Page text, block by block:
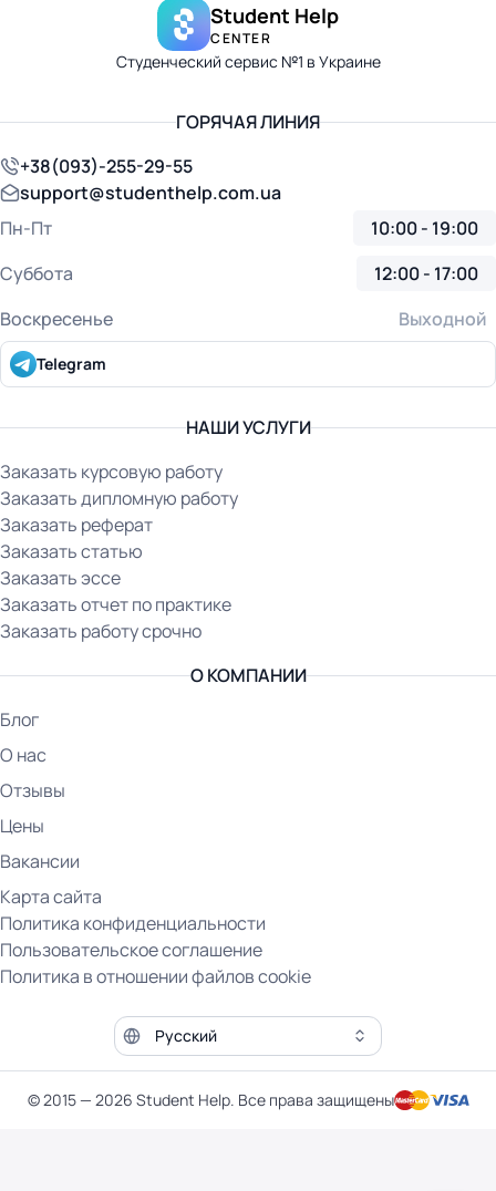
Student Help
CENTER
Студенческий сервис №1 в Украине
НАШИ УСЛУГИ
Заказать курсовую работу
Заказать дипломную работу
Заказать реферат
Заказать статью
Заказать эссе
Заказать отчет по практике
Заказать работу срочно
О КОМПАНИИ
Блог
О нас
Отзывы
Цены
Вакансии
Карта сайта
Политика конфиденциальности
Пользовательское соглашение
Политика в отношении файлов cookie
ГОРЯЧАЯ ЛИНИЯ
+38(093)-255-29-55
support@studenthelp.com.ua
Пн-Пт
10:00 - 19:00
Суббота
12:00 - 17:00
Воскресенье
Выходной
Telegram
Язык сайта
© 2015 — 2026 Student Help. Все права защищены